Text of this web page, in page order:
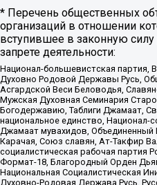
* Перечень общественных
организаций в отношении
вступившее в законную
запрете деятельности:
Национал-большевистская партия,
Духовно Родовой Державы Русь,
Асгардской Веси Беловодья,
Мужская Духовная Семинария
Богодержавию, Таблиги Джамаат,
национальное единство, Национал-
Джамаат мувахидов, Объединенный
Карачая, Союз славян, Ат-Такфир
социалистическая рабочая партия
Формат-18, Благородный Орден
Национальная Социалистическая
Духовно-Родовая Держава Русь,